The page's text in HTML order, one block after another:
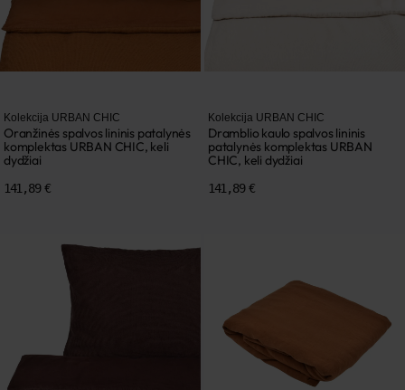
Kolekcija URBAN CHIC
Oranžinės spalvos lininis patalynės
komplektas URBAN CHIC, keli
dydžiai
141,89 €
Kolekcija URBAN CHIC
Dramblio kaulo spalvos lininis
patalynės komplektas URBAN
CHIC, keli dydžiai
141,89 €